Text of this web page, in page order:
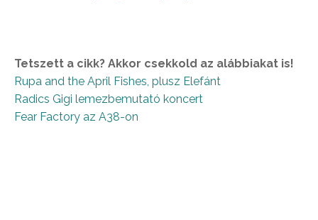
Tetszett a cikk? Akkor csekkold az alábbiakat is!
Rupa and the April Fishes, plusz Elefánt
Radics Gigi lemezbemutató koncert
Fear Factory az A38-on